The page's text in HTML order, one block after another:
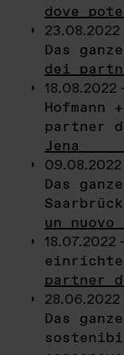
dove
23.08.2022
Das
dei
18.08.2022 -
partner
Jena
09.08.2022
Das
un
18.07.2022 -
partner
28.06.2022
Das